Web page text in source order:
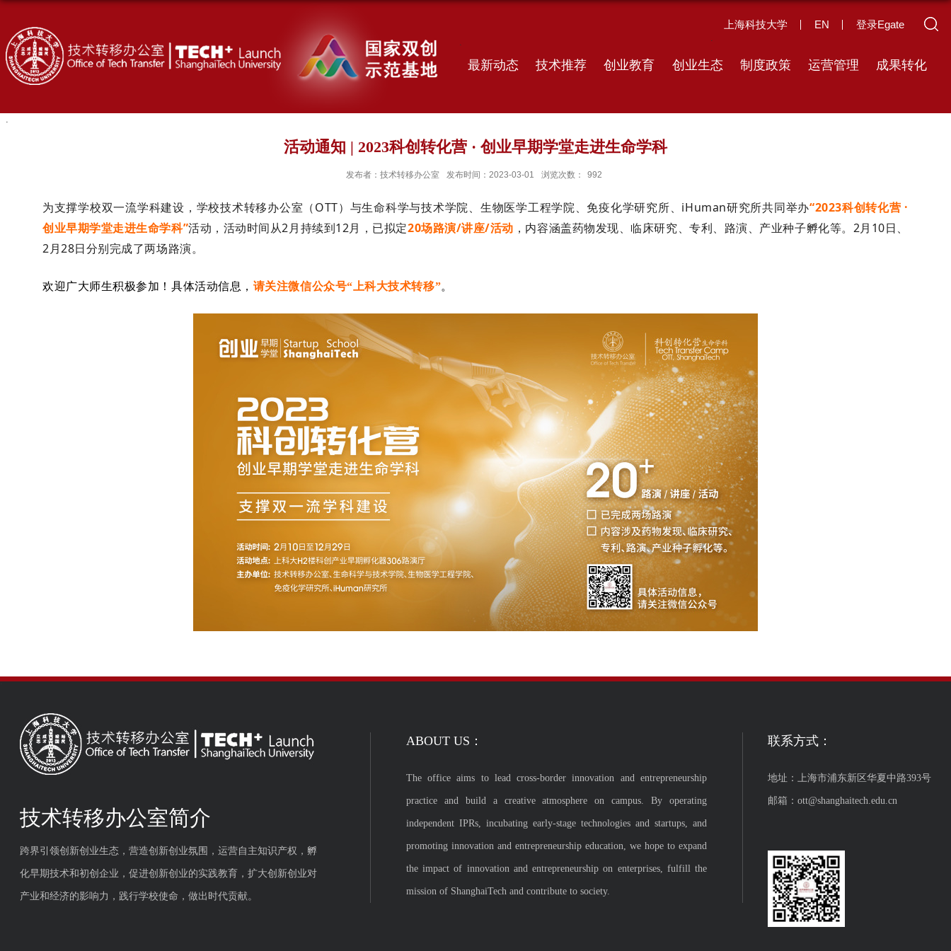
上海科技大学 EN 登录Egate
最新动态 技术推荐 创业教育 创业生态 制度政策 运营管理 成果转化
活动通知 | 2023科创转化营 · 创业早期学堂走进生命学科
发布者：技术转移办公室 发布时间：2023-03-01 浏览次数： 992
为支撑学校双一流学科建设，学校技术转移办公室（OTT）与生命科学与技术学院、生物医学工程学院、免疫化学研究所、iHuman研究所共同举办“2023科创转化营 ·
创业早期学堂走进生命学科”活动，活动时间从2月持续到12月，已拟定20场路演/讲座/活动 ，内容涵盖药物发现、临床研究、专利、路演、产业种子孵化等。2月10日、
2月28日分别完成了两场路演。
欢迎广大师生积极参加！具体活动信息， 请关注微信公众号“ 上科大技术转移”。
技术转移办公室简介
跨界引领创新创业生态，营造创新创业氛围，运营自主知识产权，孵
化早期技术和初创企业，促进创新创业的实践教育，扩大创新创业对
产业和经济的影响力，践行学校使命，做出时代贡献。
ABOUT US：
The office aims to lead cross-border innovation and entrepreneurship
practice and build a creative atmosphere on campus. By operating
independent IPRs, incubating early-stage technologies and startups, and
promoting innovation and entrepreneurship education, we hope to expand
the impact of innovation and entrepreneurship on enterprises, fulfill the
mission of ShanghaiTech and contribute to society.
联系方式：
地址：上海市浦东新区华夏中路393号
邮箱：ott@shanghaitech.edu.cn